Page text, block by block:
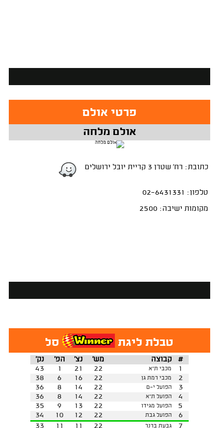
פרטי אולם
אולם מלחה
כתובת: רח' שטרן 3 קריית יובל ירושלים
טלפון: 02-6431331
מקומות ישיבה: 2500
טבלת ליגת סל
נק' הפ' נצ' מש' קבוצה
#
43
1 21 22 מכבי ת"א
1
38
6 16 22 מכבי רמת גן
2
36
8 14 22 הפועל י-ם
3
36
8 14 22 הפועל ת"א
4
35
9 13 22 הפועל מגידו
5
34
10 12 22 הפועל גבת
6
33
11 11 22 גבעת ברנר 7